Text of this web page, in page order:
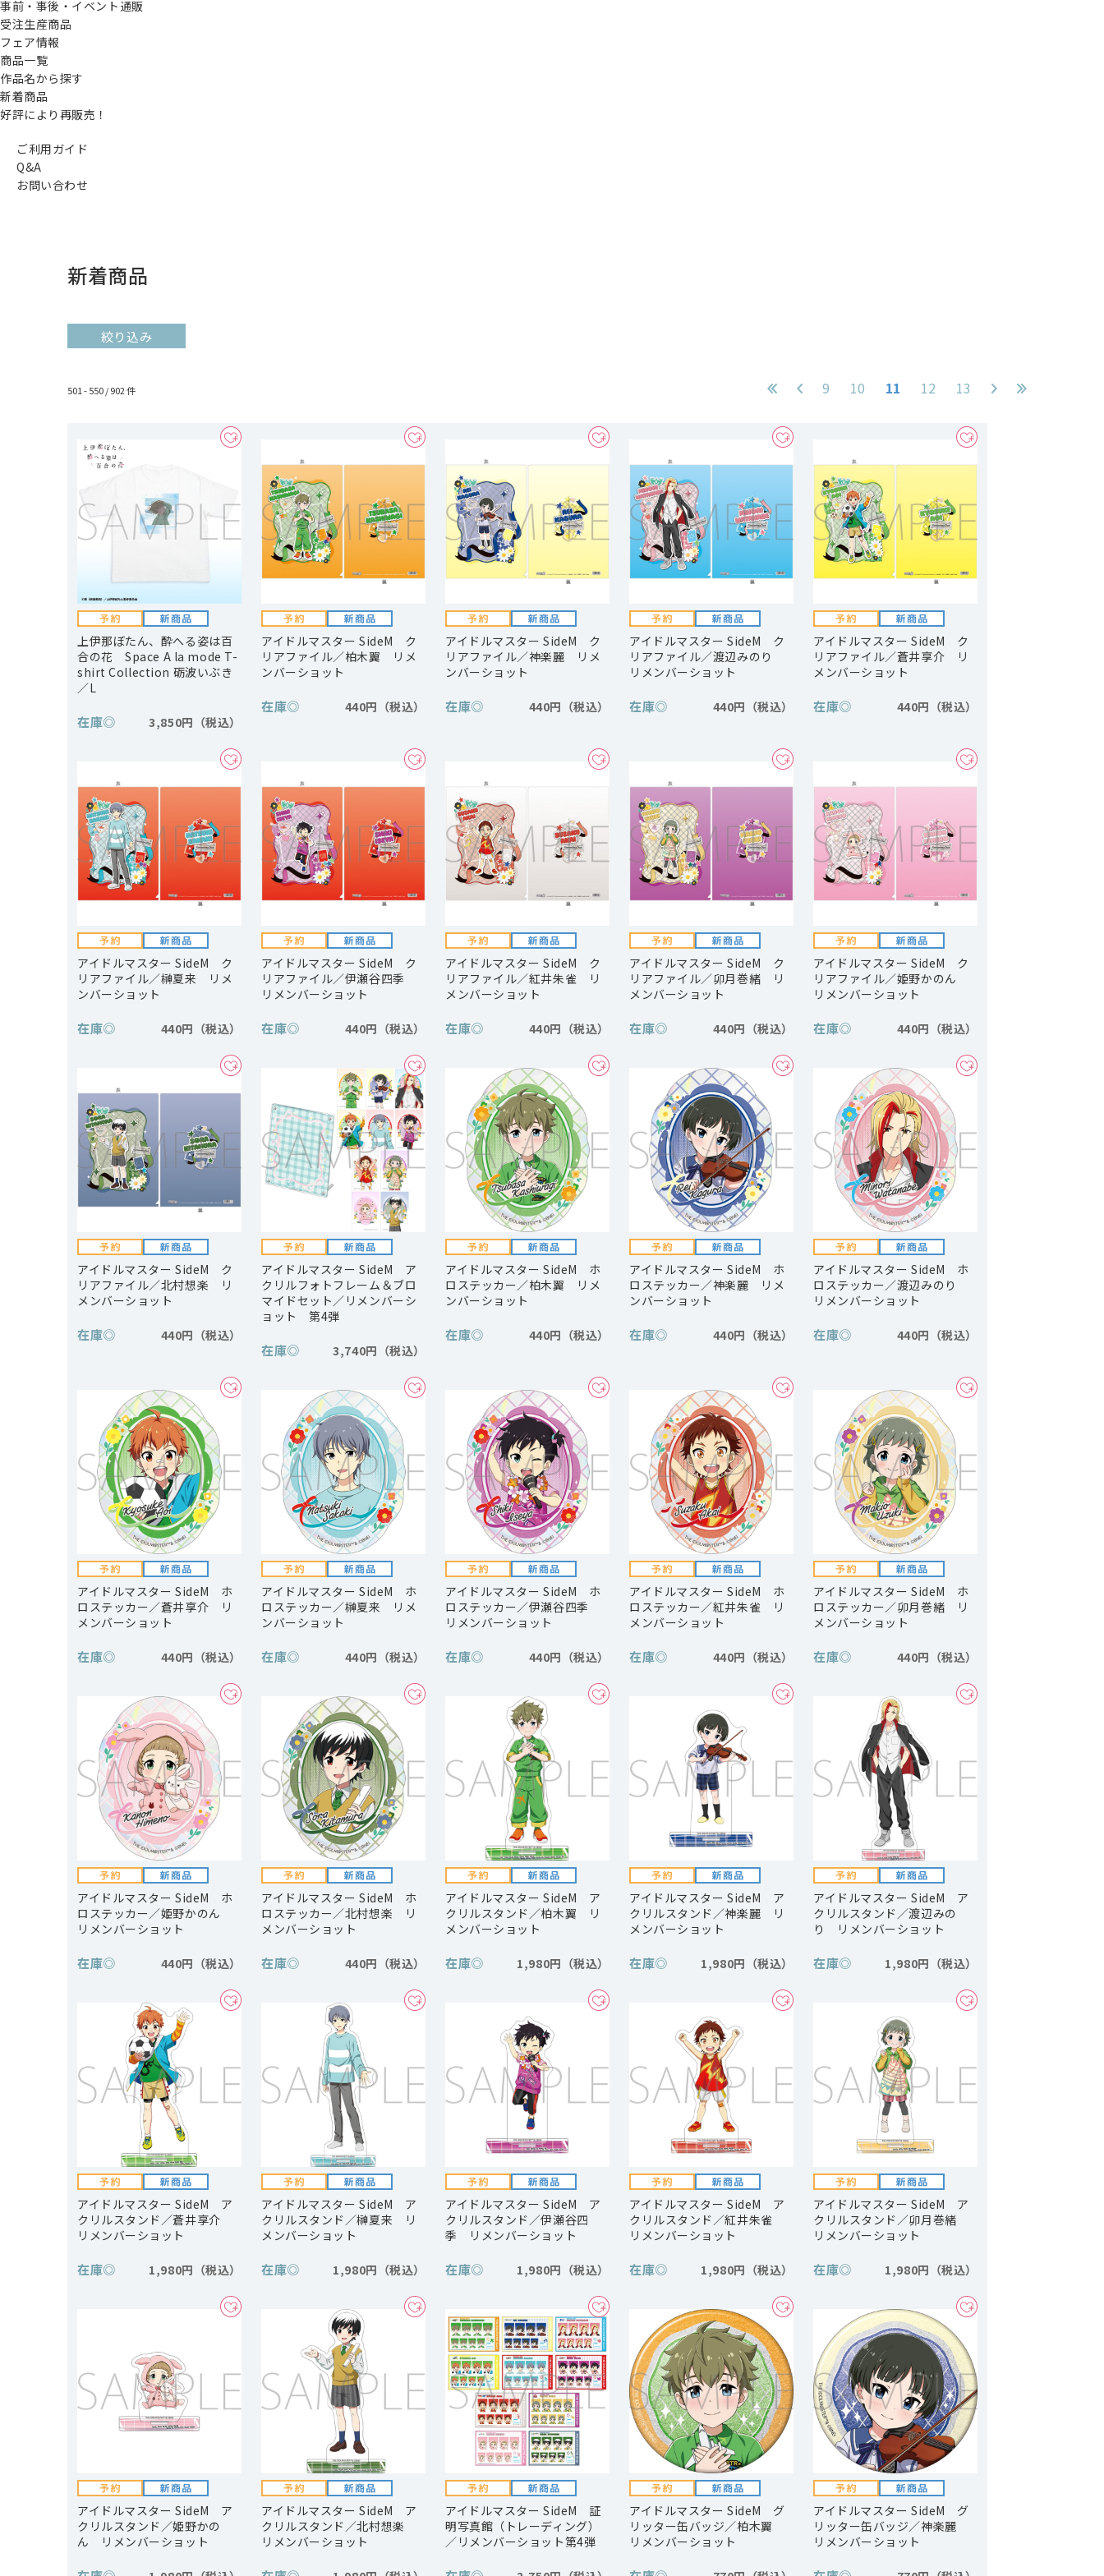
事前・事後・イベント通販
受注生産商品
フェア情報
商品一覧
作品名から探す
新着商品
好評により再販売！
ご利用ガイド
Q&A
お問い合わせ
新着商品
絞り込み
501 - 550 /902件 9 10 11 12 13
上伊那ぼたん、酔へる姿は百
合の花 Space A la mode T-
shirt Collection 砺波いぶき
／L
在庫◎ 3,850円
アイドルマスター SideM ク
リアファイル／柏木翼 リメ
ンバーショット
在庫◎ 440円
アイドルマスター SideM ク
リアファイル／神楽麗 リメ
ンバーショット
在庫◎ 440円
アイドルマスター SideM ク
リアファイル／渡辺みのり
リメンバーショット
在庫◎ 440円
アイドルマスター SideM ク
リアファイル／蒼井享介 リ
メンバーショット
在庫◎ 440円
アイドルマスター SideM ク
リアファイル／榊夏来 リメ
ンバーショット
在庫◎ 440円
アイドルマスター SideM ク
リアファイル／伊瀬谷四季
リメンバーショット
在庫◎ 440円
アイドルマスター SideM ク
リアファイル／紅井朱雀 リ
メンバーショット
在庫◎ 440円
アイドルマスター SideM ク
リアファイル／卯月巻緒 リ
メンバーショット
在庫◎ 440円
アイドルマスター SideM ク
リアファイル／姫野かのん
リメンバーショット
在庫◎ 440円
アイドルマスター SideM ク
リアファイル／北村想楽 リ
メンバーショット
在庫◎ 440円
アイドルマスター SideM ア
クリルフォトフレーム＆ブロ
マイドセット／リメンバーシ
ョット 第4弾
在庫◎ 3,740円
アイドルマスター SideM ホ
ロステッカー／柏木翼 リメ
ンバーショット
在庫◎ 440円
アイドルマスター SideM ホ
ロステッカー／神楽麗 リメ
ンバーショット
在庫◎ 440円
アイドルマスター SideM ホ
ロステッカー／渡辺みのり
リメンバーショット
在庫◎ 440円
アイドルマスター SideM ホ
ロステッカー／蒼井享介 リ
メンバーショット
在庫◎ 440円
アイドルマスター SideM ホ
ロステッカー／榊夏来 リメ
ンバーショット
在庫◎ 440円
アイドルマスター SideM ホ
ロステッカー／伊瀬谷四季
リメンバーショット
在庫◎ 440円
アイドルマスター SideM ホ
ロステッカー／紅井朱雀 リ
メンバーショット
在庫◎ 440円
アイドルマスター SideM ホ
ロステッカー／卯月巻緒 リ
メンバーショット
在庫◎ 440円
アイドルマスター SideM ホ
ロステッカー／姫野かのん
リメンバーショット
在庫◎ 440円
アイドルマスター SideM ホ
ロステッカー／北村想楽 リ
メンバーショット
在庫◎ 440円
アイドルマスター SideM ア
クリルスタンド／柏木翼 リ
メンバーショット
在庫◎ 1,980円
アイドルマスター SideM ア
クリルスタンド／神楽麗 リ
メンバーショット
在庫◎ 1,980円
アイドルマスター SideM ア
クリルスタンド／渡辺みの
り リメンバーショット
在庫◎ 1,980円
アイドルマスター SideM ア
クリルスタンド／蒼井享介
リメンバーショット
在庫◎ 1,980円
アイドルマスター SideM ア
クリルスタンド／榊夏来 リ
メンバーショット
在庫◎ 1,980円
アイドルマスター SideM ア
クリルスタンド／伊瀬谷四
季 リメンバーショット
在庫◎ 1,980円
アイドルマスター SideM ア
クリルスタンド／紅井朱雀
リメンバーショット
在庫◎ 1,980円
アイドルマスター SideM ア
クリルスタンド／卯月巻緒
リメンバーショット
在庫◎ 1,980円
アイドルマスター SideM ア
クリルスタンド／姫野かの
ん リメンバーショット
アイドルマスター SideM ア
クリルスタンド／北村想楽
リメンバーショット
アイドルマスター SideM 証
明写真館（トレーディング）
／リメンバーショット第4弾
アイドルマスター SideM グ
リッター缶バッジ／柏木翼
リメンバーショット
アイドルマスター SideM グ
リッター缶バッジ／神楽麗
リメンバーショット